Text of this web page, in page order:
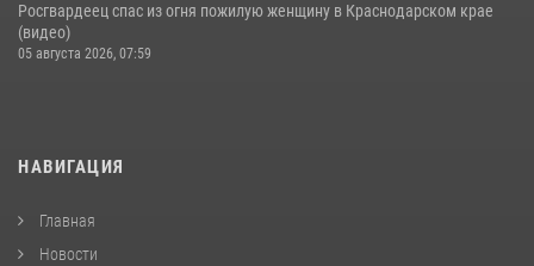
Росгвардеец спас из огня пожилую женщину в Краснодарском крае
(видео)
05 августа 2026, 07:59
НАВИГАЦИЯ
Главная
Новости